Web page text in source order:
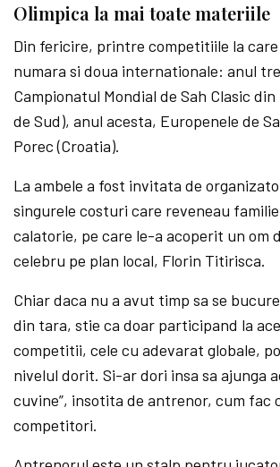
Olimpica la mai toate materiile
Din fericire, printre competitiile la
numara si doua internationale: anul
Campionatul Mondial de Sah Clasic
de Sud), anul acesta, Europenele de
Porec (Croatia).
La ambele a fost invitata de
singurele costuri care reveneau
calatorie, pe care le-a acoperit un om
celebru pe plan local, Florin Titirisca.
Chiar daca nu a avut timp sa se
din tara, stie ca doar participand la
competitii, cele cu adevarat globale,
nivelul dorit. Si-ar dori insa sa ajunga
cuvine”, insotita de antrenor, cum fac
competitori.